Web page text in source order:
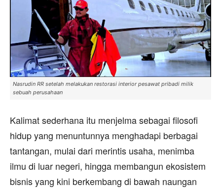
Nasrudin RR setelah melakukan restorasi interior pesawat pribadi milik
sebuah perusahaan
Kalimat sederhana itu menjelma sebagai filosofi
hidup yang menuntunnya menghadapi berbagai
tantangan, mulai dari merintis usaha, menimba
ilmu di luar negeri, hingga membangun ekosistem
bisnis yang kini berkembang di bawah naungan